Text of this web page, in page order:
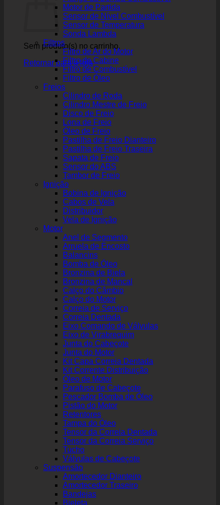
Sem produto(s) no carrinho.
Retornar para a loja
Motor de Partida
Sensor de Nível Combustível
Sensor de Temperatura
Sonda Lambda
Filtros
Filtro de Ar do Motor
Filtro de Cabine
Filtro de Combustível
Filtro de Óleo
Freios
Cilindro de Roda
Cilindro Mestre de Freio
Disco de Freio
Lona de Freio
Óleo de Freio
Pastilha de Freio Dianteiro
Pastilha de Freio Traseira
Sapata de Freio
Sensor do ABS
Tambor de Freio
Ignição
Bobina de Ignição
Cabos de Vela
Distribuidor
Vela de Ignição
Motor
Anel de Segmento
Arruela de Encosto
Balancins
Bomba de Óleo
Bronzina de Biela
Bronzina de Mancal
Calço do Câmbio
Calço do Motor
Correia de Serviço
Correia Dentada
Eixo Comando de Válvulas
Eixo de Virabrequim
Junta do Cabeçote
Junta do Motor
Kit Capa Correia Dentada
Kit Corrente Distribuição
Óleo de Motor
Parafuso de Cabeçote
Pescador Bomba de Óleo
Pistão do Motor
Retentores
Tampa do Óleo
Tensor da Correia Dentada
Tensor da Correia Serviço
Tucho
Válvulas de Cabeçote
Suspensão
Amortecedor Dianteiro
Amortecedor Traseiro
Bandejas
Bieleta